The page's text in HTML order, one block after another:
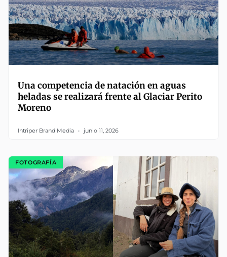
Una competencia de natación en aguas
heladas se realizará frente al Glaciar Perito
Moreno
Intriper Brand Media junio 11, 2026
FOTOGRAFÍA